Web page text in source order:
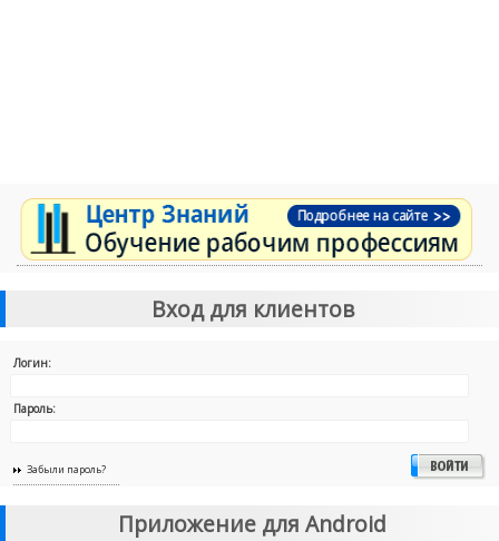
Вход для клиентов
Логин:
Пароль:
Забыли пароль?
Приложение для Android